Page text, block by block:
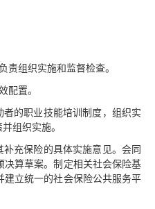
组织实施和监督检查。
配置。
的职业技能培训制度，组织实
组织实施。
充保险的具体实施意见。会同
决算草案。制定相关社会保险基
建立统一的社会保险公共服务平